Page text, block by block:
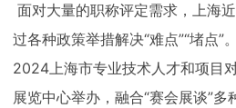
面对大量的职称评定需求，上海
过各种政策举措解决“难点”“堵点”
2024上海市专业技术人才和项目
展览中心举办，融合“赛会展谈”多